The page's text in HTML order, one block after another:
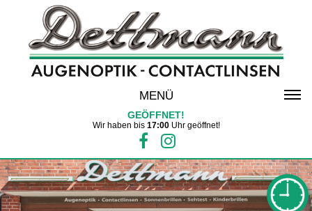
MENÜ
GEÖFFNET!
Wir haben bis 17:00Uhr geöffnet!